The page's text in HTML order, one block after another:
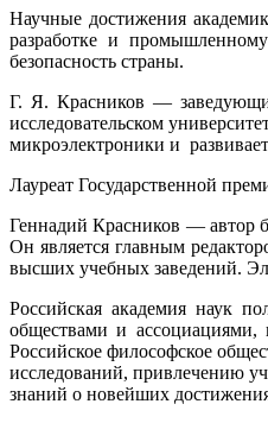
Научные достижения
разработке и
безопасность страны.
Г. Я. Красников —
исследовательском
микроэлектроники и
Лауреат Государственной
Геннадий Красников — автор
Он является главным
высших учебных заведений.
Российская академия наук
обществами и ассоциациями,
Российское философское
исследований, привлечению
знаний о новейших